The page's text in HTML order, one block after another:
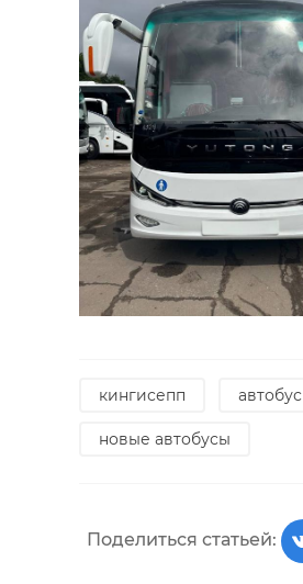
кингисепп автобус
новые автобусы
Поделиться статьей: